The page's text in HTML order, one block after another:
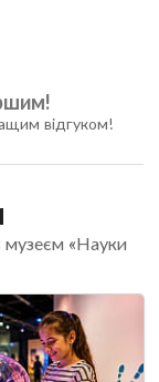
відгуком!
музеєм «Науки